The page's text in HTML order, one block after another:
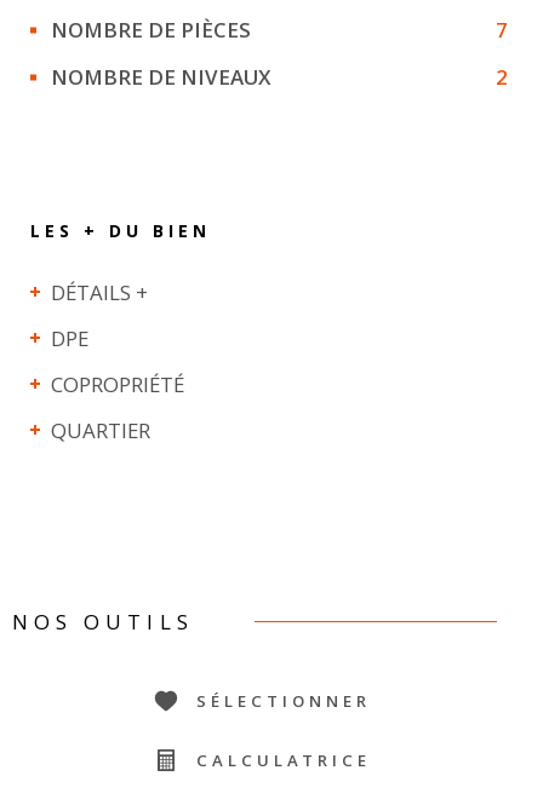
NOMBRE DE PIÈCES
7
NOMBRE DE NIVEAUX
2
LES + DU BIEN
DÉTAILS +
DPE
COPROPRIÉTÉ
QUARTIER
NOS OUTILS
SÉLECTIONNER
CALCULATRICE